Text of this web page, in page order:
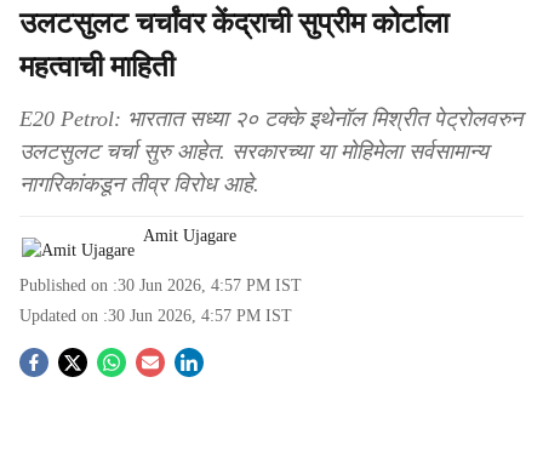
उलटसुलट चर्चांवर केंद्राची सुप्रीम कोर्टाला
महत्वाची माहिती
E20 Petrol: भारतात सध्या २० टक्के इथेनॉल मिश्रीत पेट्रोलवरुन
उलटसुलट चर्चा सुरु आहेत. सरकारच्या या मोहिमेला सर्वसामान्य
नागरिकांकडून तीव्र विरोध आहे.
Amit Ujagare
Published on :30 Jun 2026, 4:57 PM IST
Updated on :30 Jun 2026, 4:57 PM IST
S